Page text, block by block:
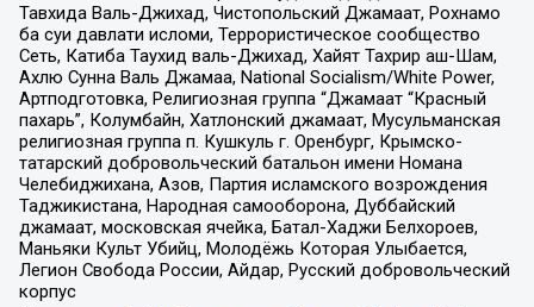
Тавхида Валь-Джихад, Чистопольский Джамаат, Рохнамо
ба суи давлати исломи, Террористическое сообщество
Сеть, Катиба Таухид валь-Джихад, Хайят Тахрир аш-Шам,
Ахлю Сунна Валь Джамаа, National Socialism/White Power,
Артподготовка, Религиозная группа “Джамаат “Красный
пахарь”, Колумбайн, Хатлонский джамаат, Мусульманская
религиозная группа п. Кушкуль г. Оренбург, Крымско-
татарский добровольческий батальон имени Номана
Челебиджихана, Азов, Партия исламского возрождения
Таджикистана, Народная самооборона, Дуббайский
джамаат, московская ячейка, Батал-Хаджи Белхороев,
Маньяки Культ Убийц, Молодёжь Которая Улыбается,
Легион Свобода России, Айдар, Русский добровольческий
корпус